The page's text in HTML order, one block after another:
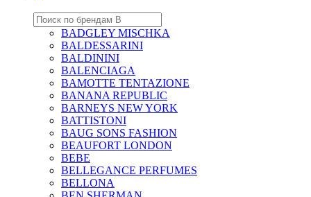
BADGLEY MISCHKA
BALDESSARINI
BALDININI
BALENCIAGA
BAMOTTE TENTAZIONE
BANANA REPUBLIC
BARNEYS NEW YORK
BATTISTONI
BAUG SONS FASHION
BEAUFORT LONDON
BEBE
BELLEGANCE PERFUMES
BELLONA